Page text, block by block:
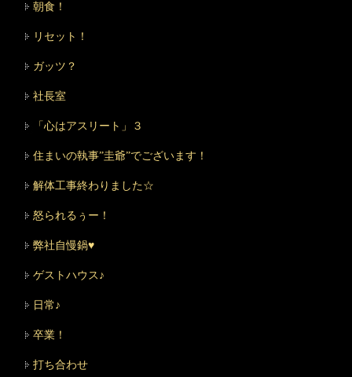
朝食！
リセット！
ガッツ？
社長室
「心はアスリート」３
住まいの執事”圭爺”でございます！
解体工事終わりました☆
怒られるぅー！
弊社自慢鍋♥
ゲストハウス♪
日常♪
卒業！
打ち合わせ